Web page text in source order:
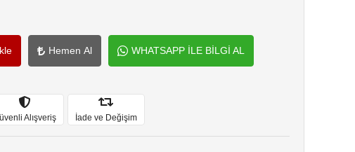
Hemen Al WHATSAPP İLE BİLGİ AL
Alışveriş İade ve Değişim